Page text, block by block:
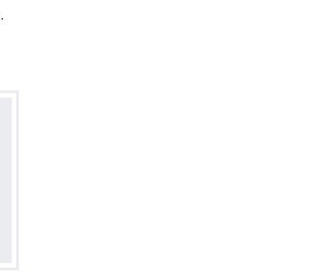
.